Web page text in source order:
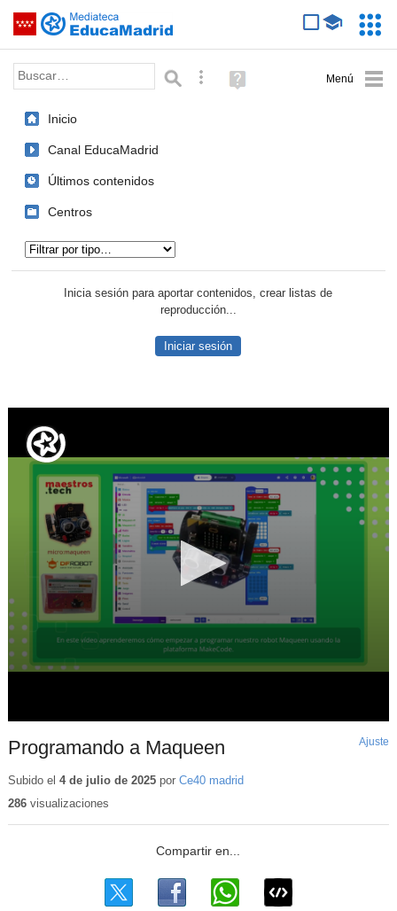
Saltar navegación
Palabra o frase: Búsqueda avanzada
Ayuda
(en
Inicio
Canal EducaMadrid
Últimos contenidos
Centros
Inicia sesión para aportar contenidos, crear listas de
reproducción...
Iniciar sesión
Programando a Maqueen Ajuste
Subido el 4 de julio de 2025por Ce40 madrid
286visualizaciones